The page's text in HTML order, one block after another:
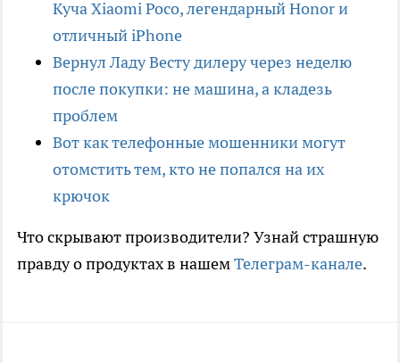
Куча Xiaomi Poco, легендарный Honor и
отличный iPhone
Вернул Ладу Весту дилеру через неделю
после покупки: не машина, а кладезь
проблем
Вот как телефонные мошенники могут
отомстить тем, кто не попался на их
крючок
Что скрывают производители? Узнай страшную
правду о продуктах в нашемТелеграм-канале.